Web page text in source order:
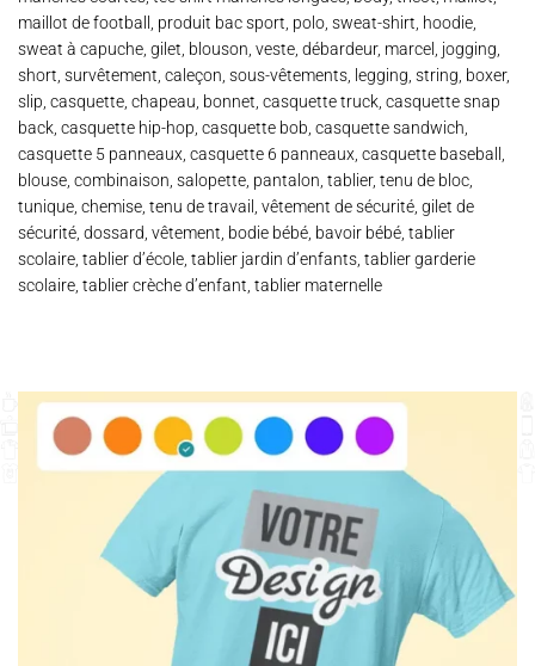
maillot de football, produit bac sport, polo, sweat-shirt, hoodie,
sweat à capuche, gilet, blouson, veste, débardeur, marcel, jogging,
short, survêtement, caleçon, sous-vêtements, legging, string, boxer,
slip, casquette, chapeau, bonnet, casquette truck, casquette snap
back, casquette hip-hop, casquette bob, casquette sandwich,
casquette 5 panneaux, casquette 6 panneaux, casquette baseball,
blouse, combinaison, salopette, pantalon, tablier, tenu de bloc,
tunique, chemise, tenu de travail, vêtement de sécurité, gilet de
sécurité, dossard, vêtement, bodie bébé, bavoir bébé, tablier
scolaire, tablier d’école, tablier jardin d’enfants, tablier garderie
scolaire, tablier crèche d’enfant, tablier maternelle